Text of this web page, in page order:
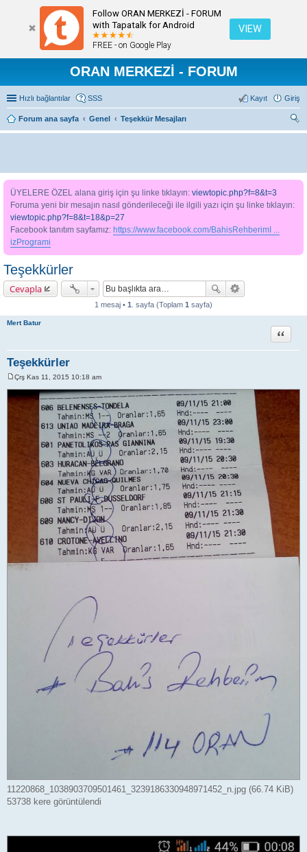
Follow ORAN MERKEZİ - FORUM
with Tapatalk for Android
FREE - on Google Play
VIEW
ORAN MERKEZİ - FORUM
Hızlı bağlantılar SSS Giriş
Kayıt
Forum ana sayfa Genel
Teşekkür Mesajları
ra
ÜYELERE ÖZEL alana giriş için şu linke tıklayın: viewtopic.php?f=8&t=3
Foruma yeni bir mesajın nasıl gönderileceği ile ilgili yazı için şu linke tıklayın:
viewtopic.php?f=8&t=18&p=27
Facebook tanıtım sayfamız: https://www.facebook.com/BahisRehberimI ...
izProgrami
Teşekkürler
Cevapla
1 mesaj • 1 . sayfa (Toplam 1 sayfa)
Mert Batur
Teşekkürler
Alıntı
e
s
Çrş Kas 11, 2015 10:18 am
11220868_1038903709501461_3239186330948971452_n.jpg (66.74 KiB)
53738 kere görüntülendi